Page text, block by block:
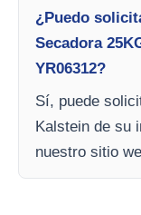
¿Puedo
Secadora
YR06312?
Sí, puede
Kalstein de su
nuestro sitio